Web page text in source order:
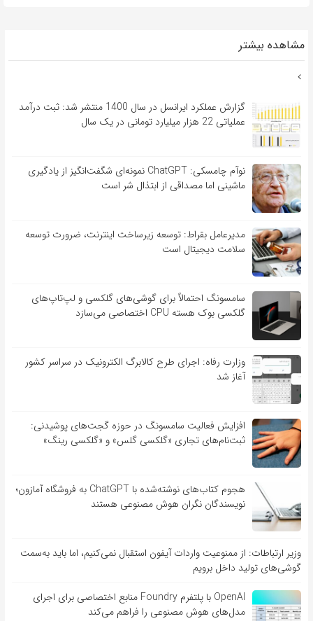
مشاهده بیشتر
گزارش عملکرد ایرانسل در سال 1400 منتشر شد: ثبت درآمد
عملیاتی 22 هزار میلیارد تومانی در یک سال
نوآم چامسکی: ChatGPT نمونه‌ای شگفت‌انگیز از یادگیری
ماشینی اما مصداقی از ابتذال شر است
مدیرعامل بقراط: توسعه زیرساخت اینترنت، ضرورت توسعه
سلامت دیجیتال است
سامسونگ احتمالاً برای گوشی‌های گلکسی و لپ‌تاپ‌های
گلکسی بوک هسته CPU اختصاصی می‌سازد
وزارت رفاه: اجرای طرح کالابرگ الکترونیک در سراسر کشور
آغاز شد
افزایش فعالیت سامسونگ در حوزه گجت‌های پوشیدنی:
ثبت‌نام‌های تجاری «گلکسی گلس» و «گلکسی رینگ»
هجوم کتاب‌های نوشته‌شده با ChatGPT به فروشگاه آمازون؛
نویسندگان نگران هوش مصنوعی هستند
وزیر ارتباطات: از ممنوعیت واردات آیفون استقبال نمی‌کنیم، اما باید به‌سمت
گوشی‌های تولید داخل برویم
OpenAI با پلتفرم Foundry منابع اختصاصی برای اجرای
مدل‌های هوش مصنوعی را فراهم می‌کند